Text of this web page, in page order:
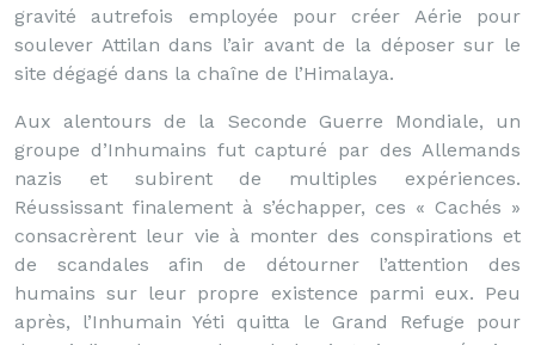
gravité autrefois employée pour créer Aérie pour
soulever Attilan dans l’air avant de la déposer sur le
site dégagé dans la chaîne de l’Himalaya.
Aux alentours de la Seconde Guerre Mondiale, un
groupe d’Inhumains fut capturé par des Allemands
nazis et subirent de multiples expériences.
Réussissant finalement à s’échapper, ces « Cachés »
consacrèrent leur vie à monter des conspirations et
de scandales afin de détourner l’attention des
humains sur leur propre existence parmi eux. Peu
après, l’Inhumain Yéti quitta le Grand Refuge pour